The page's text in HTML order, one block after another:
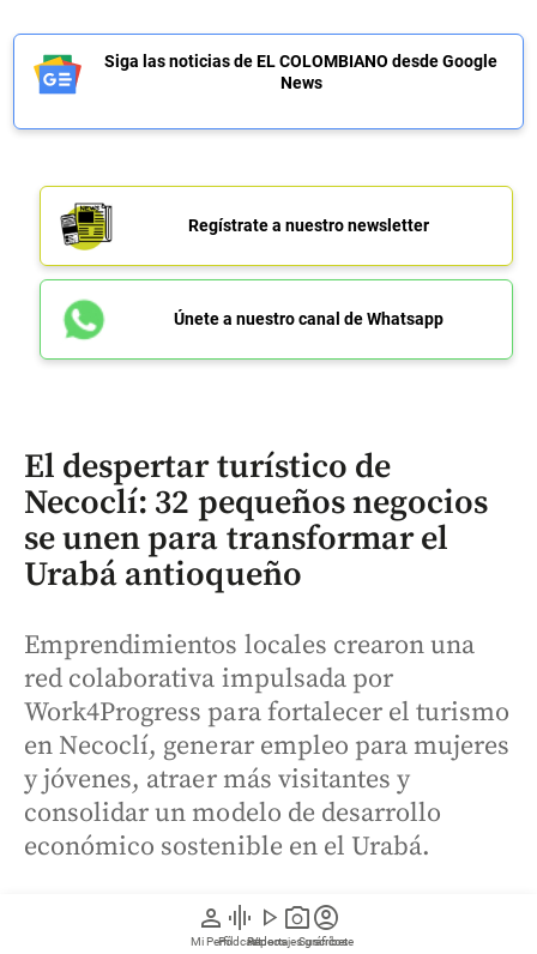
person
Mi Perfil
graphic_eq
Pódcast
play_arrow
Videos
photo_camera
Reportajes gráficos
account_circle
Suscríbete
Siga las noticias de EL COLOMBIANO desde Google
News
Regístrate a nuestro newsletter
Únete a nuestro canal de Whatsapp
El despertar turístico de
Necoclí: 32 pequeños negocios
se unen para transformar el
Urabá antioqueño
Emprendimientos locales crearon una
red colaborativa impulsada por
Work4Progress para fortalecer el turismo
en Necoclí, generar empleo para mujeres
y jóvenes, atraer más visitantes y
consolidar un modelo de desarrollo
económico sostenible en el Urabá.